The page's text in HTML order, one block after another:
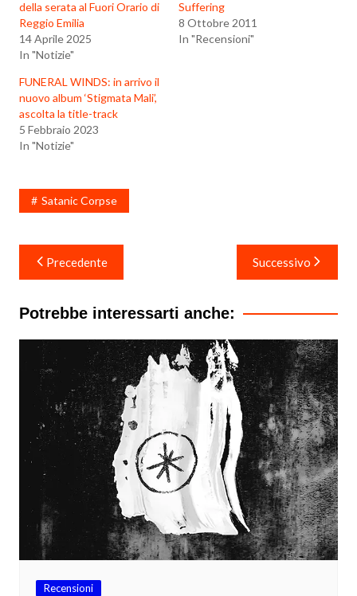
della serata al Fuori Orario di
Reggio Emilia
14 Aprile 2025
In "Notizie"
Suffering
8 Ottobre 2011
In "Recensioni"
FUNERAL WINDS: in arrivo il
nuovo album ‘Stigmata Mali’,
ascolta la title-track
5 Febbraio 2023
In "Notizie"
Satanic Corpse
Navigazione
articoli
Precedente Successivo
Potrebbe interessarti anche:
Recensioni